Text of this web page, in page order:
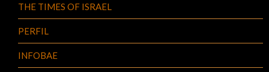
THE TIMES OF ISRAEL
PERFIL
INFOBAE